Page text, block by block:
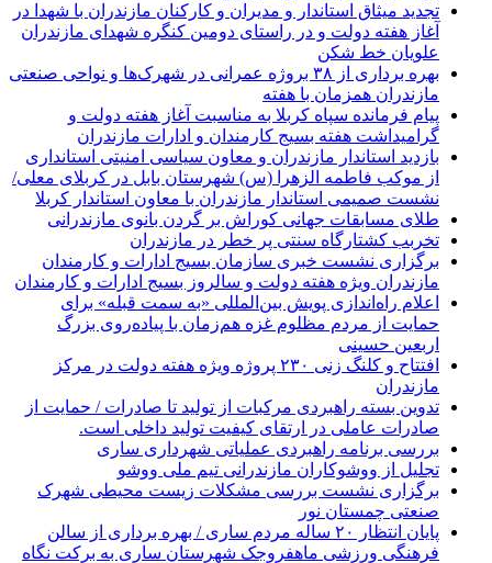
تجدید میثاق استاندار و مدیران و کارکنان مازندران با شهدا در
آغاز هفته دولت و در راستای دومین کنگره شهدای مازندران
علویان خط شکن
بهره برداری از ۳۸ بروژه عمرانی در شهرک‌ها و نواحی صنعتی
مازندران همزمان با هفته
پیام فرمانده سپاه کربلا به مناسبت آغاز هفته دولت و
گرامیداشت هفته بسیج کارمندان و ادارات مازندران
بازدید استاندار مازندران و معاون سیاسی امنیتی استانداری
از موکب فاطمه الزهرا (س) شهرستان بابل در کربلای معلی/
نشست صمیمی استاندار مازندران با معاون استاندار کربلا
طلای مسابقات جهانی کوراش بر گردن بانوی مازندرانی
تخربب کشتارگاه سنتی پر خطر در مازندران
برگزاری نشست خبری سازمان بسیج ادارات و کارمندان
مازندران ویژه هفته دولت و سالروز بسیج ادارات و کارمندان
اعلام راه‌اندازی پویش بین‌المللی «به سمت قبله» برای
حمایت از مردم مظلوم غزه هم‌زمان با پیاده‌روی بزرگ
اربعین حسینی
افتتاح و کلنگ زنی ۲۳۰ پروژه ویژه هفته دولت در مرکز
مازندران
تدوین بسته راهبردی مرکبات از تولید تا صادرات / حمایت از
صادرات عاملی در ارتقای کیفیت تولید داخلی است.
بررسی برنامه راهبردی عملیاتی شهرداری ساری
تجلیل از ووشوکاران مازندرانی تیم ملی ووشو
برگزاری نشست بررسی مشکلات زیست محیطی شهرک
صنعتی چمستان نور
پایان انتظار ۲۰ ساله مردم ساری / بهره برداری از سالن
فرهنگی ورزشی ماهفروجک شهرستان ساری به برکت نگاه